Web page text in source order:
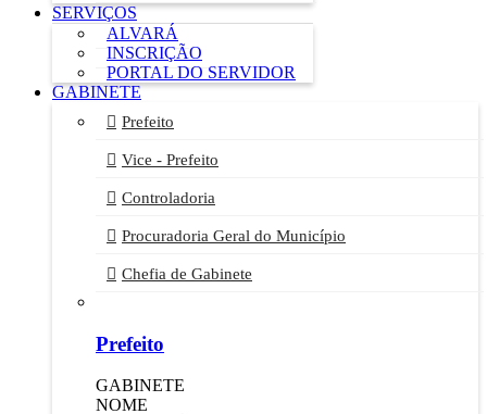
SERVIÇOS
ALVARÁ
INSCRIÇÃO
PORTAL DO SERVIDOR
GABINETE
Prefeito
Vice - Prefeito
Controladoria
Procuradoria Geral do Município
Chefia de Gabinete
Prefeito
GABINETE
NOME